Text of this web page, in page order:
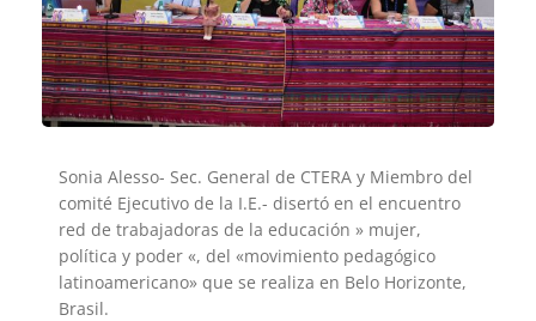
Sonia Alesso- Sec. General de CTERA y Miembro del
comité Ejecutivo de la I.E.- disertó en el encuentro
red de trabajadoras de la educación » mujer,
política y poder «, del «movimiento pedagógico
latinoamericano» que se realiza en Belo Horizonte,
Brasil.